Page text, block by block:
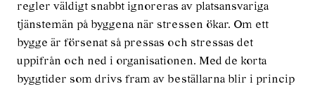
regler väldigt snabbt ignoreras av platsansvariga
tjänstemän på byggena när stressen ökar. Om ett
bygge är försenat så pressas och stressas det
uppifrån och ned i organisationen. Med de korta
byggtider som drivs fram av beställarna blir i princip